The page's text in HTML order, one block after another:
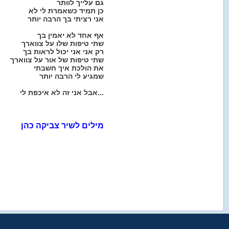
גם עלייך לוותר
כן תמיד כשאמרת לי לא
אני רציתי בך הרבה יותר
אף אחד לא יאמין בך
שתי טיפות שלו על צווארך
רק אני אני יכול לראות בך
שתי טיפות של אור על צווארך
את הולכת איך חשבתי
שמגיע לי הרבה יותר
אבל אני זה לא איכפת לי...
מילים לשיר צביקה כהן